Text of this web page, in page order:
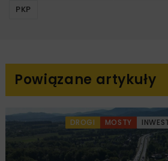
PKP
Powiązane artykuły
DROGI MOSTY